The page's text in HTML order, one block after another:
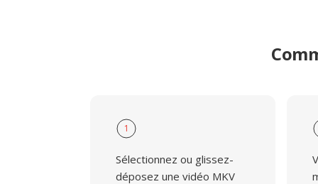
1
Sélectionnez ou glissez-
déposez une vidéo MKV